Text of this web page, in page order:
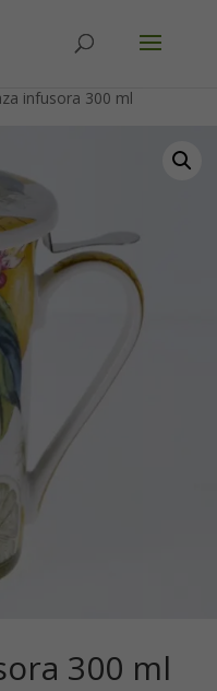
infusora 300 ml
300 ml